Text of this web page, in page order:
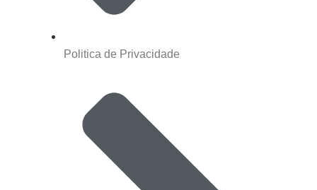
Politica de Privacidade